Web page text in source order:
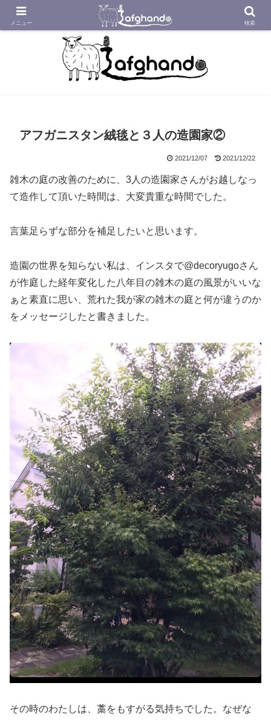
アフガニスタンの工房から織り紡いだアフガン絨毯をあなたへ
アフガニスタン絨毯と３人の造園家②
2021/12/07 2021/12/22
雑木の庭の改善のために、3人の造園家さんがお越しなっ
て造作して頂いた時間は、大変貴重な時間でした。
言葉足らずな部分を補足したいと思います。
造園の世界を知らない私は、インスタで@decoryugoさん
が作庭した経年変化した八年目の雑木の庭の風景がいいな
ぁと素直に思い、荒れた我が家の雑木の庭と何が違うのか
をメッセージしたと書きました。
その時のわたしは、藁をもすがる気持ちでした。なぜな
メニュー 検索